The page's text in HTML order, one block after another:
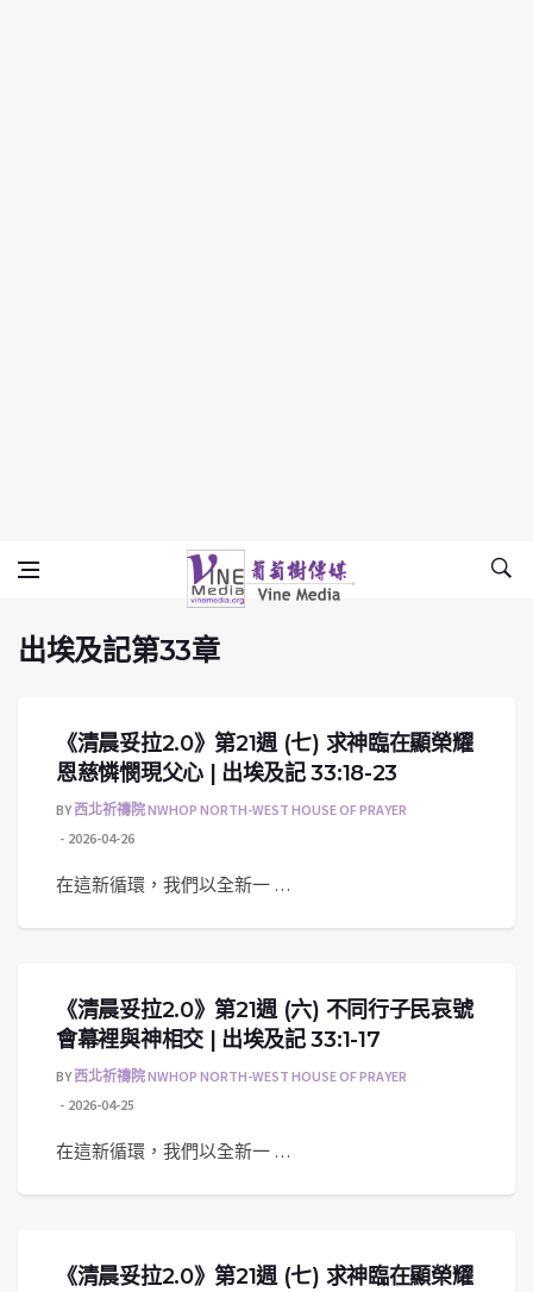
出埃及記第33章
Vine Media
葡萄樹傳媒
出埃及記第33章
《清晨妥拉2.0》第21週 (七) 求神臨在顯榮耀
恩慈憐憫現父心 | 出埃及記 33:18-23
BY西北祈禱院 NWHOP NORTH-WEST HOUSE OF PRAYER
2026-04-26
在這新循環，我們以全新一 …
《清晨妥拉2.0》第21週 (六) 不同行子民哀號
會幕裡與神相交 | 出埃及記 33:1-17
BY西北祈禱院 NWHOP NORTH-WEST HOUSE OF PRAYER
2026-04-25
在這新循環，我們以全新一 …
《清晨妥拉2.0》第21週 (七) 求神臨在顯榮耀